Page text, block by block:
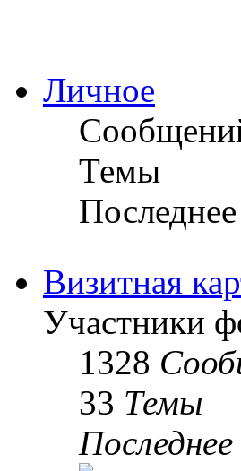
Личное
Темы
Визитная
Участники
1328
33 Темы